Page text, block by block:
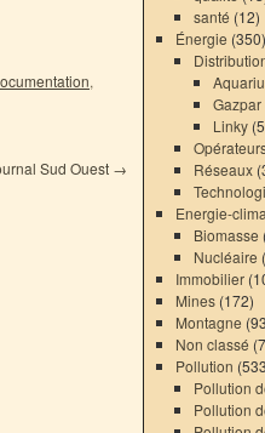
,
Sud Ouest →
santé (12)
Énergie (350)
Gazpar
Linky
Réseaux
Energie-
Biomasse
Nucléaire
Immobilier
Mines(172)
Montagne
Non classé
Pollution
Pollution
Pollution